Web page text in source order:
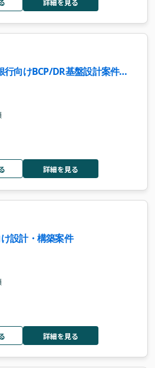
行向けBCP/DR基盤設計案件・
詳細を見る
設計・構築案件
詳細を見る